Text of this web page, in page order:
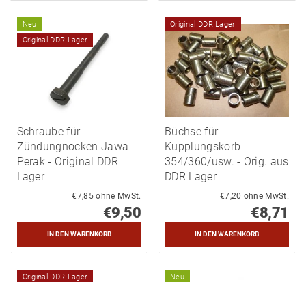
Neu
Original DDR Lager
Schraube für
Zündungnocken Jawa
Perak - Original DDR
Lager
€7,85 ohne MwSt.
€9,50
Original DDR Lager
Büchse für
Kupplungskorb
354/360/usw. - Orig. aus
DDR Lager
€7,20 ohne MwSt.
€8,71
Original DDR Lager
Neu